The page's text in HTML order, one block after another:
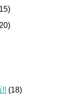
!! (18)